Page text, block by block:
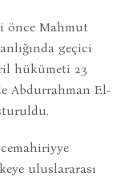
önce Mahmut
geçici
hükümeti 23
Abdurrahman El-
uluslararası